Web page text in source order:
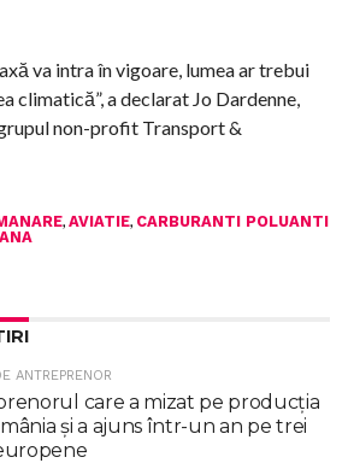
va intra în vigoare, lumea ar trebui
climatică”, a declarat Jo Dardenne,
non-profit Transport &
, AVIATIE, CARBURANTI POLUANTI
ANTREPRENOR
care a mizat pe producția
și a ajuns într-un an pe trei